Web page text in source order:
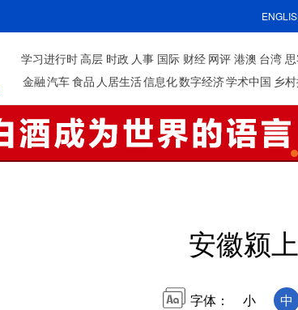
学习进行时高层 时政 人事 国际 财经 网评 港澳 台湾
金融汽车食品 人居生活信息化数字经济学术中国 乡
安徽颍
字体： 小 中